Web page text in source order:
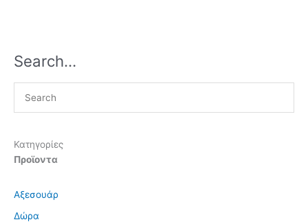
Search…
Κατηγορίες
Προϊοντα
Αξεσουάρ
Δώρα